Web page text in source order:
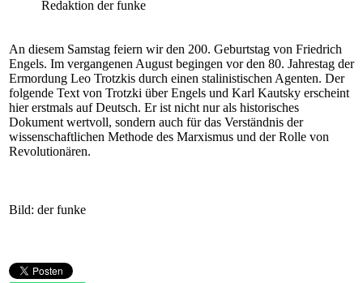
Redaktion der funke
An diesem Samstag feiern wir den 200. Geburtstag von Friedrich
Engels. Im vergangenen August begingen vor den 80. Jahrestag der
Ermordung Leo Trotzkis durch einen stalinistischen Agenten. Der
folgende Text von Trotzki über Engels und Karl Kautsky erscheint
hier erstmals auf Deutsch. Er ist nicht nur als historisches
Dokument wertvoll, sondern auch für das Verständnis der
wissenschaftlichen Methode des Marxismus und der Rolle von
Revolutionären.
Bild: der funke